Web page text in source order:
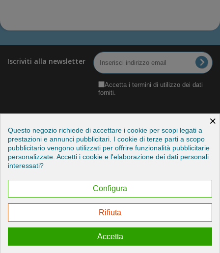
Iscriviti alla newsletter
Accetta i termini di utilizzo dei dati
forniti.
Categorie
Informazioni
×
Questo negozio richiede di accettare i cookie per scopi legati a
prestazioni e annunci pubblicitari. I cookie di terze parti a scopo
pubblicitario vengono utilizzati per offrire funzionalità pubblicitarie
personalizzate. Accetti i cookie e l'elaborazione dei dati personali
interessati?
Configura
Rifiuta
Accetta